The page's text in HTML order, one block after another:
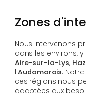
Zones
Nous intervenons
dans les environs,
Aire-sur-la-Lys,
l'Audomarois.
ces régions nous
adaptées aux